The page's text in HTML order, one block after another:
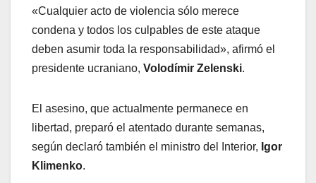
«Cualquier acto de violencia sólo merece
condena y todos los culpables de este ataque
deben asumir toda la responsabilidad», afirmó el
presidente ucraniano, Volodímir Zelenski.
El asesino, que actualmente permanece en
libertad, preparó el atentado durante semanas,
según declaró también el ministro del Interior, Igor
Klimenko.